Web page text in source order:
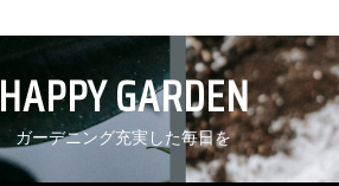
HAPPY GARDEN
ガーデニング充実した毎日を